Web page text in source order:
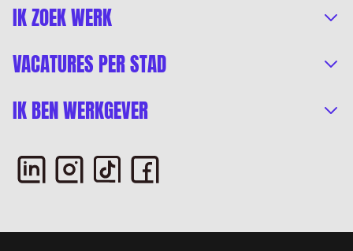
IK ZOEK WERK
VACATURES PER STAD
IK BEN WERKGEVER